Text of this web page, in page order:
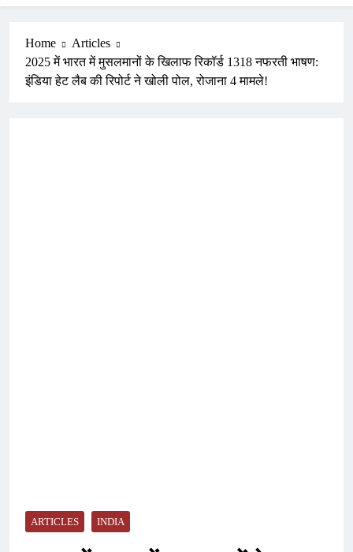
Home
Articles
2025 में भारत में मुसलमानों के खिलाफ रिकॉर्ड 1318 नफरती भाषण:
इंडिया हेट लैब की रिपोर्ट ने खोली पोल, रोजाना 4 मामले!
ARTICLES INDIA